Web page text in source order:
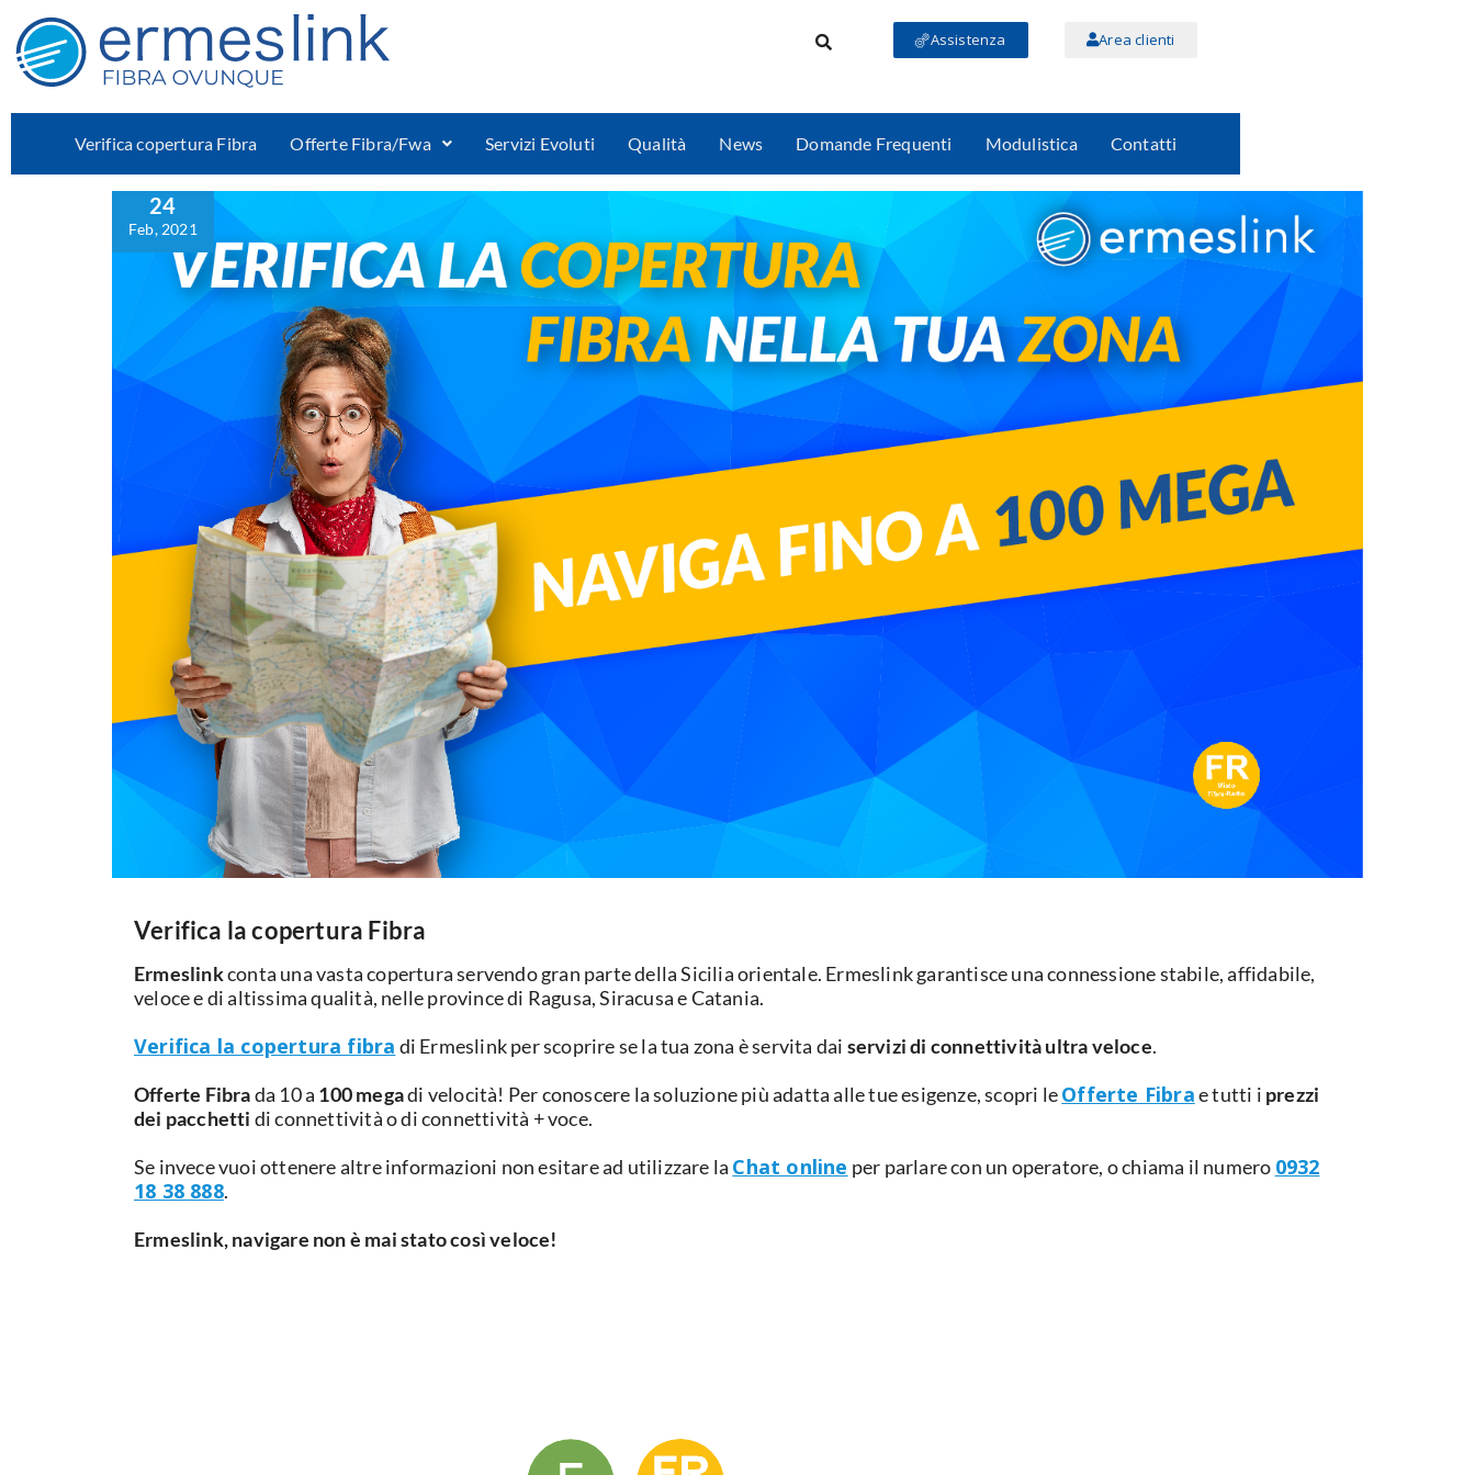
Assistenza Area clienti
Verifica copertura Fibra Offerte Fibra/Fwa Servizi Evoluti Qualità News Domande Frequenti Modulistica Contatti
24
Feb, 2021
Verifica la copertura Fibra
Ermeslinkconta una vasta copertura servendo gran parte della Sicilia orientale. Ermeslink garantisce una connessione stabile, affidabile,
veloce e di altissima qualità, nelle province di Ragusa, Siracusa e Catania.
Verifica la copertura fibra di Ermeslink per scoprire se la tua zona è servita dai servizi di connettività ultra veloce.
Offerte Fibrada 10 a 100 megadi velocità! Per conoscere la soluzione più adatta alle tue esigenze, scopri leOfferte Fibrae tutti i prezzi
dei pacchetti di connettività o di connettività + voce.
Se invece vuoi ottenere altre informazioni non esitare ad utilizzare la Chat online per parlare con un operatore, o chiama il numero 0932
18 38 888.
Ermeslink, navigare non è mai stato così veloce!